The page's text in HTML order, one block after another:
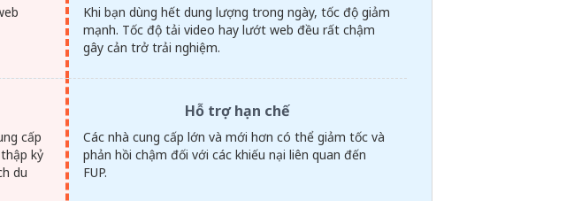
Khi bạn dùng hết dung lượng trong ngày, tốc độ giảm
mạnh. Tốc độ tải video hay lướt web đều rất chậm
gây cản trở trải nghiệm.
cấp
kỷ
du
Hỗ trợ hạn chế
Các nhà cung cấp lớn và mới hơn có thể giảm tốc và
phản hồi chậm đối với các khiếu nại liên quan đến
FUP.